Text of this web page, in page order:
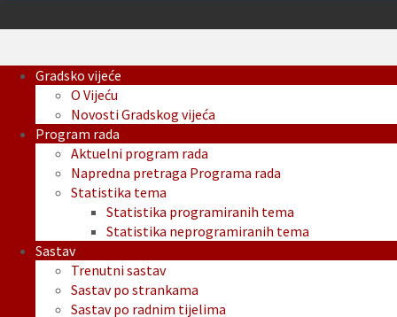
Gradsko vijeće
O Vijeću
Novosti Gradskog vijeća
Program rada
Aktuelni program rada
Napredna pretraga Programa rada
Statistika tema
Statistika programiranih tema
Statistika neprogramiranih tema
Sastav
Trenutni sastav
Sastav po strankama
Sastav po radnim tijelima